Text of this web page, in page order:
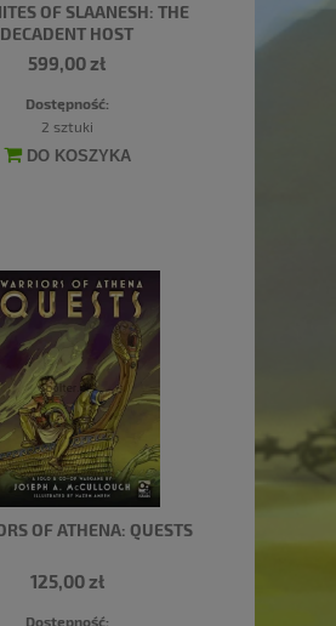
OF SLAANESH: THE
DECADENT HOST
599,00 zł
Dostępność:
2 sztuki
DO KOSZYKA
OF ATHENA: QUESTS
125,00 zł
Dostępność: